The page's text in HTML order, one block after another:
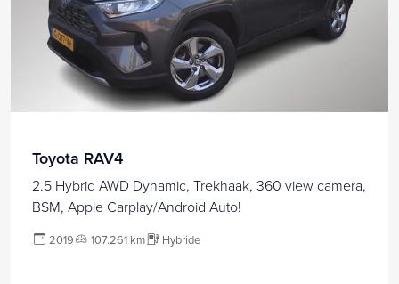
Toyota RAV4
2.5 Hybrid AWD Dynamic, Trekhaak, 360 view camera,
BSM, Apple Carplay/Android Auto!
2019 107.261 km Hybride